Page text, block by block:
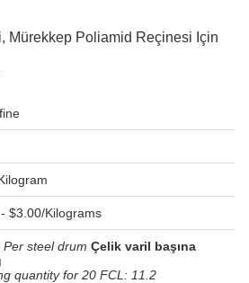
Mürekkep Poliamid Reçinesi Için
$3.00/Kilograms
Per steel drum Çelik varil başına
quantity for 20 FCL: 11.2